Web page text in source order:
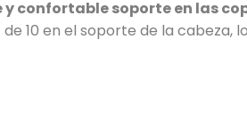
confortable soporte en las
de 10 en el soporte de la cabeza,